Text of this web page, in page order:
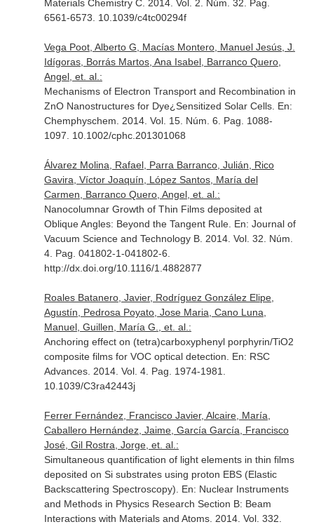
Materials Chemistry C. 2014. Vol. 2. Núm. 32. Pag.
6561-6573. 10.1039/c4tc00294f
Vega Poot, Alberto G, Macías Montero, Manuel Jesús, J.
Idígoras, Borrás Martos, Ana Isabel, Barranco Quero,
Angel, et. al.:
Mechanisms of Electron Transport and Recombination in
ZnO Nanostructures for Dye¿Sensitized Solar Cells. En:
Chemphyschem . 2014. Vol. 15. Núm. 6. Pag. 1088-
1097. 10.1002/cphc.201301068
Álvarez Molina, Rafael, Parra Barranco, Julián, Rico
Gavira, Víctor Joaquín, López Santos, María del
Carmen, Barranco Quero, Angel, et. al.:
Nanocolumnar Growth of Thin Films deposited at
Oblique Angles: Beyond the Tangent Rule. En: Journal of
Vacuum Science and Technology B. 2014. Vol. 32. Núm.
4. Pag. 041802-1-041802-6.
http://dx.doi.org/10.1116/1.4882877
Roales Batanero, Javier, Rodríguez González Elipe,
Agustín, Pedrosa Poyato, Jose Maria, Cano Luna,
Manuel, Guillen, María G., et. al.:
Anchoring effect on (tetra)carboxyphenyl porphyrin/TiO2
composite films for VOC optical detection. En: RSC
Advances. 2014. Vol. 4. Pag. 1974-1981.
10.1039/C3ra42443j
Ferrer Fernández, Francisco Javier, Alcaire, María,
Caballero Hernández, Jaime, García García, Francisco
José, Gil Rostra, Jorge, et. al.:
Simultaneous quantification of light elements in thin films
deposited on Si substrates using proton EBS (Elastic
Backscattering Spectroscopy). En: Nuclear Instruments
and Methods in Physics Research Section B: Beam
Interactions with Materials and Atoms. 2014. Vol. 332.